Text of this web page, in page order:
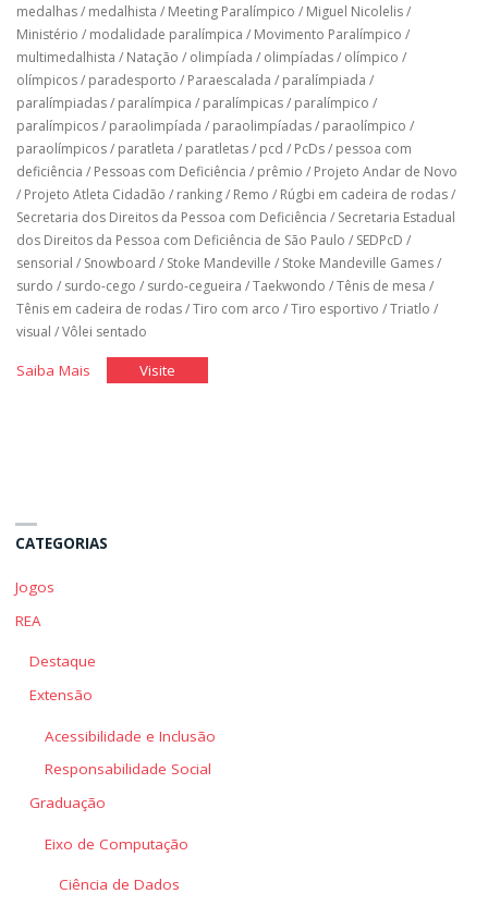
medalhas/ medalhista / Meeting Paralímpico / Miguel Nicolelis/
Ministério / modalidade paralímpica / Movimento Paralímpico /
multimedalhista / Natação / olimpíada / olimpíadas/ olímpico /
olímpicos/ paradesporto / Paraescalada / paralímpiada /
paralímpiadas/ paralímpica / paralímpicas/ paralímpico /
paralímpicos/ paraolimpíada / paraolimpíadas/ paraolímpico /
paraolímpicos/ paratleta / paratletas/ pcd / PcDs/ pessoa com
deficiência / Pessoas com Deficiência / prêmio / Projeto Andar de Novo
/ Projeto Atleta Cidadão / ranking/ Remo / Rúgbi em cadeira de rodas/
Secretaria dos Direitos da Pessoa com Deficiência / Secretaria Estadual
dos Direitos da Pessoa com Deficiência de São Paulo / SEDPcD /
sensorial / Snowboard / Stoke Mandeville / Stoke Mandeville Games/
surdo / surdo-cego / surdo-cegueira /Taekwondo /Tênis de mesa /
Tênis em cadeira de rodas/Tiro com arco /Tiro esportivo /Triatlo /
visual /Vôlei sentado
Saiba Mais"HistóriaVisite"História
CATEGORIAS
Jogos
REA
Destaque
Extensão
Acessibilidade e Inclusão
Responsabilidade Social
Graduação
Eixo de Computação
Ciência de Dados